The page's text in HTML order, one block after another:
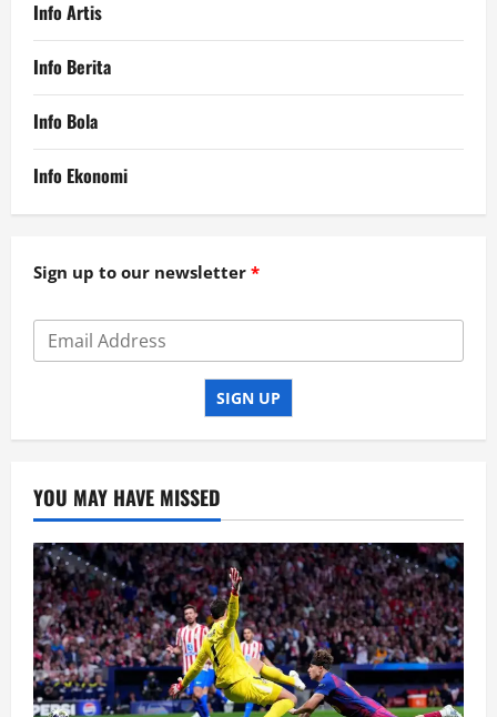
Info Artis
Info Berita
Info Bola
Info Ekonomi
Sign up to our newsletter
SIGN UP
YOU MAY HAVE MISSED